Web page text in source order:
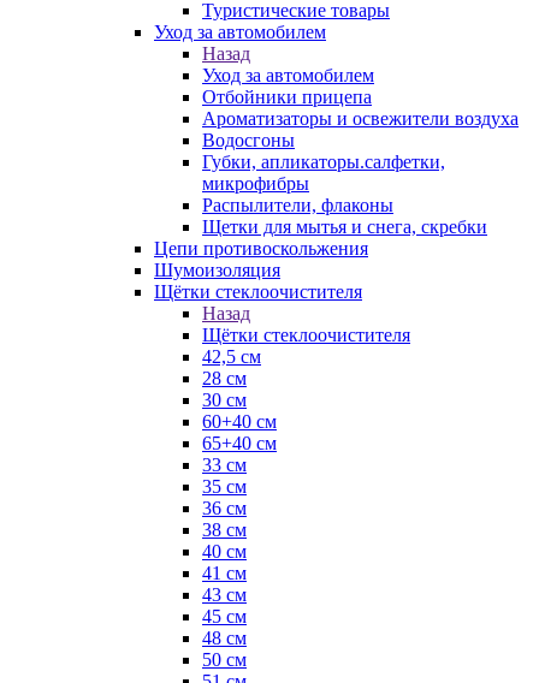
Туристические товары
Уход за автомобилем
Назад
Уход за автомобилем
Отбойники прицепа
Ароматизаторы и освежители воздуха
Водосгоны
Губки, апликаторы.салфетки,
микрофибры
Распылители, флаконы
Щетки для мытья и снега, скребки
Цепи противоскольжения
Шумоизоляция
Щётки стеклоочистителя
Назад
Щётки стеклоочистителя
42,5 см
28 см
30 см
60+40 см
65+40 см
33 см
35 см
36 см
38 см
40 см
41 см
43 см
45 см
48 см
50 см